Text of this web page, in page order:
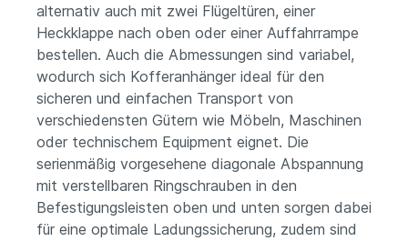
alternativ auch mit zwei Flügeltüren, einer
Heckklappe nach oben oder einer Auffahrrampe
bestellen. Auch die Abmessungen sind variabel,
wodurch sich Kofferanhänger ideal für den
sicheren und einfachen Transport von
verschiedensten Gütern wie Möbeln, Maschinen
oder technischem Equipment eignet. Die
serienmäßig vorgesehene diagonale Abspannung
mit verstellbaren Ringschrauben in den
Befestigungsleisten oben und unten sorgen dabei
für eine optimale Ladungssicherung, zudem sind